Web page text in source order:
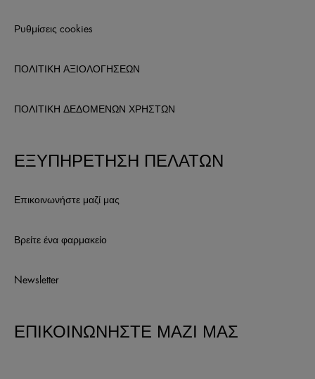
Ρυθμίσεις cookies
ΠΟΛΙΤΙΚΗ ΑΞΙΟΛΟΓΗΣΕΩΝ
ΠΟΛΙΤΙΚΗ ΔΕΔΟΜΕΝΩΝ ΧΡΗΣΤΩΝ
ΕΞΥΠΗΡΕΤΗΣΗ ΠΕΛΑΤΩΝ
Επικοινωνήστε μαζί μας
Βρείτε ένα φαρμακείο
Newsletter
ΕΠΙΚΟΙΝΩΝΗΣΤΕ ΜΑΖΙ ΜΑΣ